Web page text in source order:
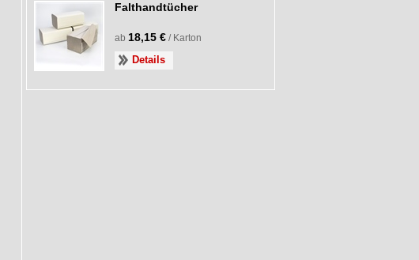
Falthandtücher
ab 18,15 € / Karton
Details